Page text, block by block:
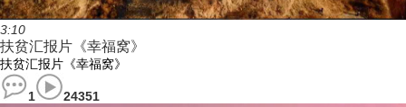
3:10
扶贫汇报片《幸福窝》
扶贫汇报片《幸福窝》
1 24351